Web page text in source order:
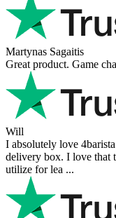
Martynas Sagaitis
Great product. Game
Will
I absolutely love
delivery box. I love that
utilize for lea ...